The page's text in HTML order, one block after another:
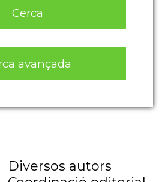
Cerca
avançada
Diversos autors